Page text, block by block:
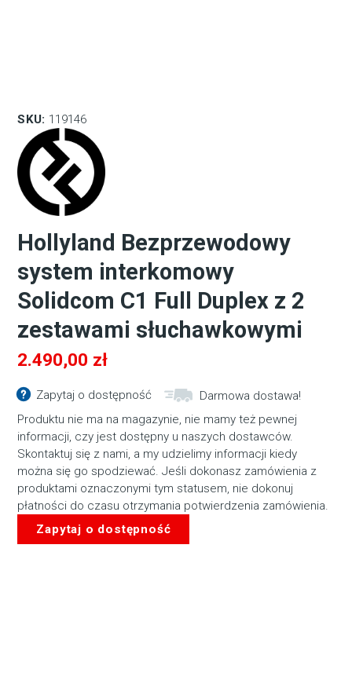
SKU: 119146
Hollyland Bezprzewodowy
system interkomowy
Solidcom C1 Full Duplex z 2
zestawami słuchawkowymi
2.490,00 zł
Zapytaj o dostępność
Darmowa dostawa!
Produktu nie ma na magazynie, nie mamy też pewnej
informacji, czy jest dostępny u naszych dostawców.
Skontaktuj się z nami, a my udzielimy informacji kiedy
można się go spodziewać. Jeśli dokonasz zamówienia z
produktami oznaczonymi tym statusem, nie dokonuj
płatności do czasu otrzymania potwierdzenia zamówienia.
Zapytaj o dostępność